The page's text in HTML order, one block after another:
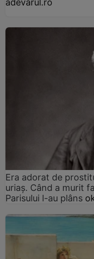
adevarul.ro
Era adorat de
uriaș. Când a murit
Parisului l-au plâns